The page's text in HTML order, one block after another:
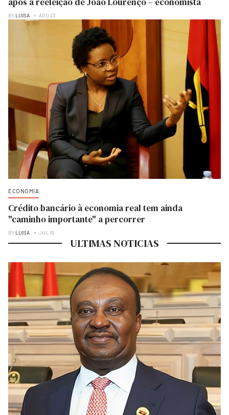
BY LUISA AGO 23
ECONOMIA
Crédito bancário à economia real tem ainda
"caminho importante" a percorrer
BY LUISA JUL 19
ULTIMAS NOTICIAS